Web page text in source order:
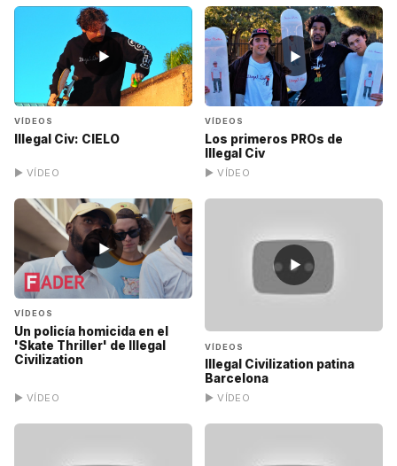
▶
VÍDEOS
Illegal Civ: CIELO
▶ VÍDEO
▶
VÍDEOS
Los primeros PROs de
Illegal Civ
▶ VÍDEO
▶
VÍDEOS
Un policía homicida en el
'Skate Thriller' de Illegal
Civilization
▶ VÍDEO
▶
VÍDEOS
Illegal Civilization patina
Barcelona
▶ VÍDEO